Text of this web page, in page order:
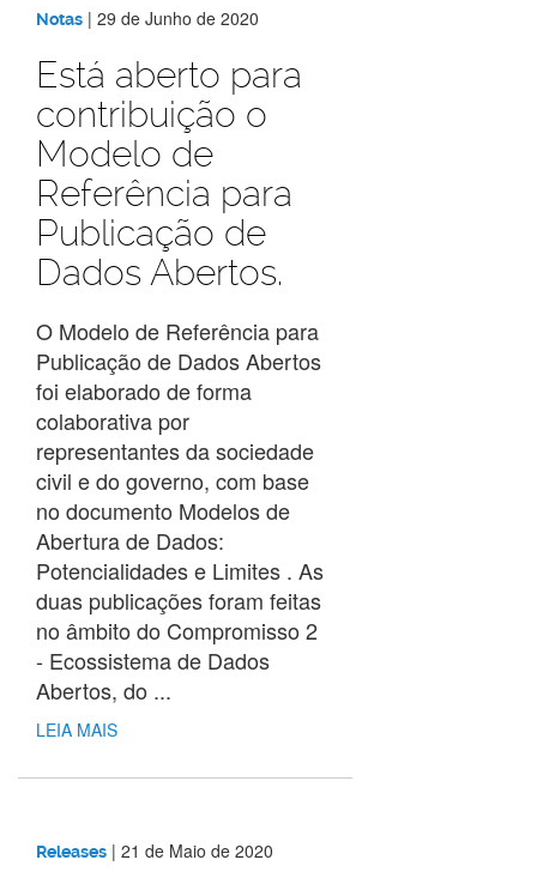
Todas
as
notícias
Notas | 29 de Junho de 2020
Está aberto para
contribuição o
Modelo de
Referência para
Publicação de
Dados Abertos.
O Modelo de Referência para
Publicação de Dados Abertos
foi elaborado de forma
colaborativa por
representantes da sociedade
civil e do governo, com base
no documento Modelos de
Abertura de Dados:
Potencialidades e Limites . As
duas publicações foram feitas
no âmbito do Compromisso 2
- Ecossistema de Dados
Abertos, do ...
LEIA MAIS
Releases | 21 de Maio de 2020